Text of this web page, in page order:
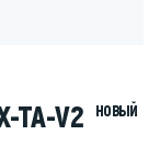
TA-V2
НОВЫЙ